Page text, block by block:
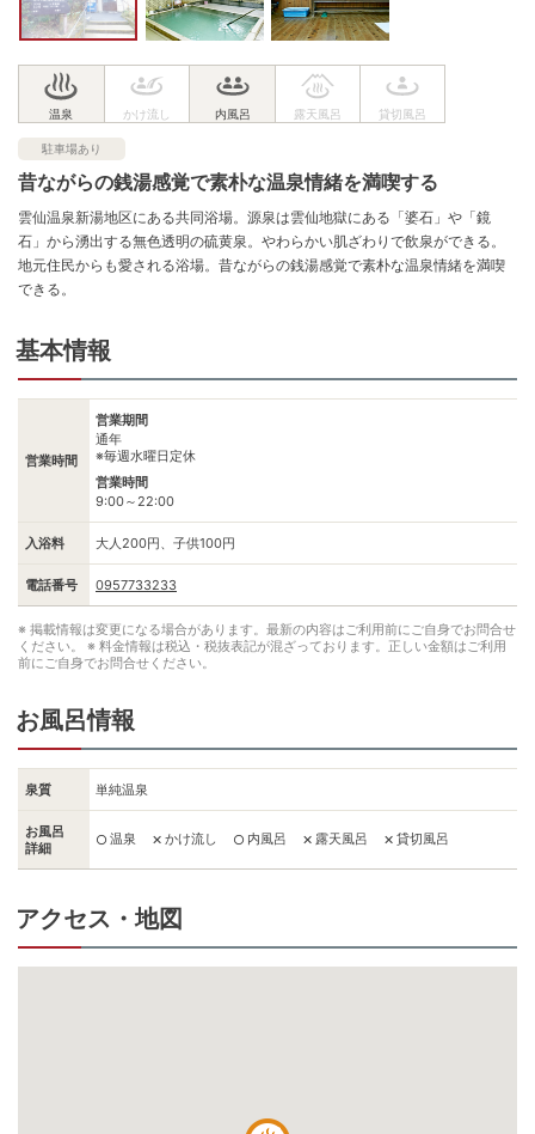
駐車場あり
昔ながらの銭湯感覚で素朴な温泉情緒を満喫する
雲仙温泉新湯地区にある共同浴場。源泉は雲仙地獄にある「婆石」や「鏡
石」から湧出する無色透明の硫黄泉。やわらかい肌ざわりで飲泉ができる。
地元住民からも愛される浴場。昔ながらの銭湯感覚で素朴な温泉情緒を満喫
できる。
基本情報
営業時間
営業期間
通年
※毎週水曜日定休
営業時間
9:00～22:00
入浴料 大人200円、子供100円
電話番号 0957733233
※ 掲載情報は変更になる場合があります。最新の内容はご利用前にご自身でお問合せ
ください。
※ 料金情報は税込・税抜表記が混ざっております。正しい金額はご利用
前にご自身でお問合せください。
お風呂情報
泉質 単純温泉
お風呂
詳細
○ 温泉 ✕ かけ流し ○ 内風呂 ✕ 露天風呂 ✕ 貸切風呂
アクセス・地図